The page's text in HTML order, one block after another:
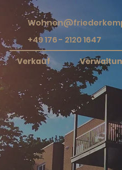
+49 176 - 2120 1647
Verkauf